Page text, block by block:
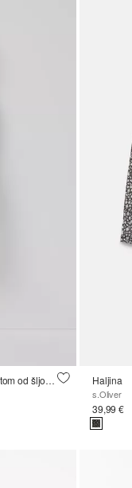
Kratka haljina s mrežastom suknjom i printom od šljokica Haljina
s.Oliver
39,99 €